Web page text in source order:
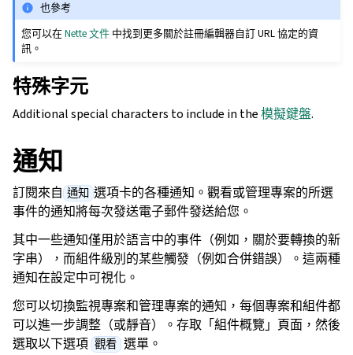
也參考
您可以在Nette 文件 中找到更多關於註冊編輯器自訂 URL 協定的資
訊。
特殊字元
Additional special characters to include in the模擬鍵盤.
通知
訂閱來自 通知 選項卡的各種通知。觀看或管理專案的所選
事件的通知將每次發送電子郵件發送給您。
其中一些通知僅用於語言中的事件（例如，關於要轉換的新
字串），而組件級別的某些觸發（例如合併錯誤）。這兩種
通知在設定中可視化。
您可以切換監視專案和管理專案的通知，每個專案和組件都
可以進一步調整（或靜音）。存取「組件概覽」頁面，然後
選取以下選項 觀看 選單。